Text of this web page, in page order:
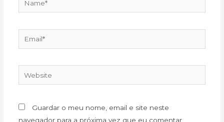
Website
Guardar o meu nome, email e site neste
navegador para a próxima vez que eu comentar.